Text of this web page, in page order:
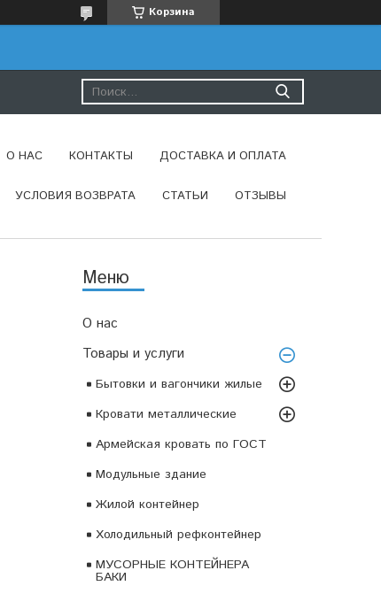
Корзина
О НАС КОНТАКТЫ ДОСТАВКА И ОПЛАТА
УСЛОВИЯ ВОЗВРАТА СТАТЬИ ОТЗЫВЫ
О нас
Товары и услуги
Бытовки и вагончики жилые
Кровати металлические
Армейская кровать по ГОСТ
Модульные здание
Жилой контейнер
Холодильный рефконтейнер
МУСОРНЫЕ КОНТЕЙНЕРА
БАКИ